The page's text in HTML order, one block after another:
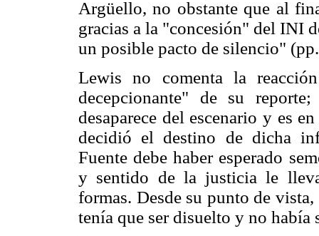
Argüello, no obstante que al
gracias a la "concesión" del INI
un posible pacto de silencio"
Lewis no comenta la
decepcionante" de su
desaparece del escenario y es
decidió el destino de dicha
Fuente debe haber esperado
y sentido de la justicia le
formas. Desde su punto de
tenía que ser disuelto y no